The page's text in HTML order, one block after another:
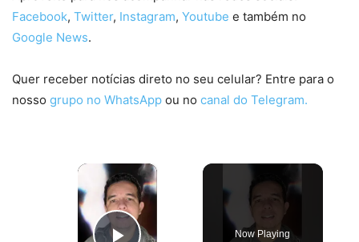
Facebook, Twitter, Instagram, Youtube e também no
Google News.
Quer receber notícias direto no seu celular? Entre para o
nosso grupo no WhatsApp ou no canal do Telegram.
×
Now Playing